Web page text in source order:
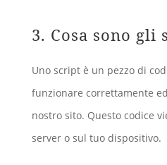
3. Cosa sono gli
Uno script è un pezzo di
funzionare correttamente
nostro sito. Questo codice
server o sul tuo dispositivo.